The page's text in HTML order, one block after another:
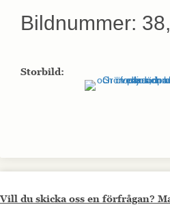
Bildnummer:
Storbild:
Vill du skicka oss en förfrågan?